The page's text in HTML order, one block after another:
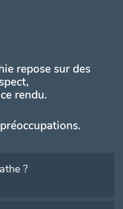
repose sur des
rendu.
?